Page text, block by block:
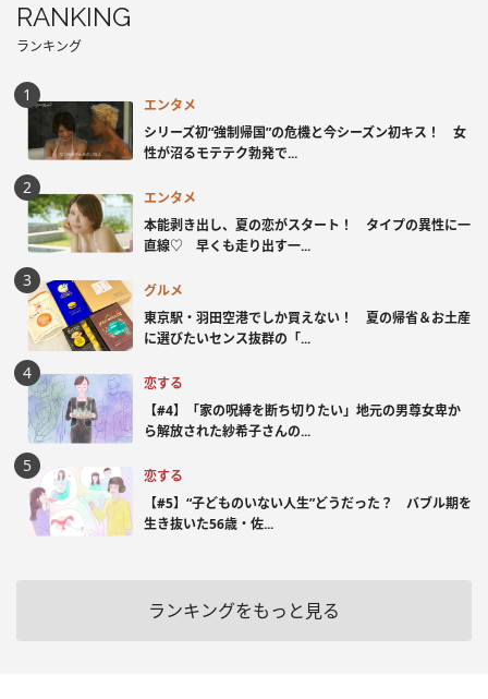
RANKING
ランキング
エンタメ
シリーズ初“強制帰国”の危機と今シーズン初キス！ 女
性が沼るモテテク勃発で...
エンタメ
本能剥き出し、夏の恋がスタート！ タイプの異性に一
直線♡ 早くも走り出す一...
グルメ
東京駅・羽田空港でしか買えない！ 夏の帰省＆お土産
に選びたいセンス抜群の「...
恋する
【#4】「家の呪縛を断ち切りたい」地元の男尊女卑か
ら解放された紗希子さんの...
恋する
【#5】“子どものいない人生”どうだった？ バブル期を
生き抜いた56歳・佐...
ランキングをもっと見る